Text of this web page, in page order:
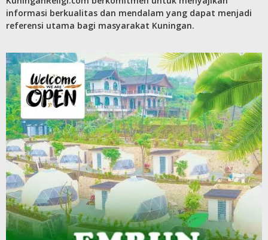
informasi berkualitas dan mendalam yang dapat menjadi
referensi utama bagi masyarakat Kuningan.